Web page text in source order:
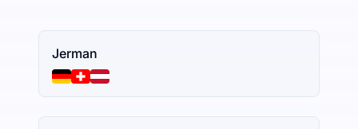
Jerman